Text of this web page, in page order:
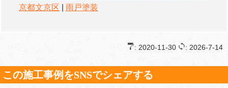
京都文京区
雨戸塗装
: 2020-11-30 : 2026-7-14
この施工事例をSNSでシェアする